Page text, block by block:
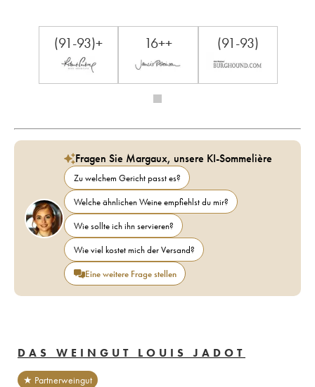
(91-93)+ 16++ (91-93)
Fragen Sie Margaux, unsere KI-Sommelière
Zu welchem Gericht passt es?
Welche ähnlichen Weine empfiehlst du mir?
Wie sollte ich ihn servieren?
Wie viel kostet mich der Versand?
Eine weitere Frage stellen
DAS WEINGUT LOUIS JADOT
★ Partnerweingut